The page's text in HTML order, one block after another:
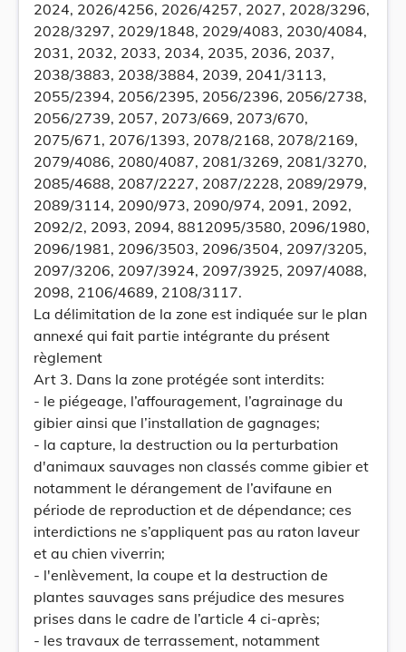
2024, 2026/4256, 2026/4257, 2027, 2028/3296,
2028/3297, 2029/1848, 2029/4083, 2030/4084,
2031, 2032, 2033, 2034, 2035, 2036, 2037,
2038/3883, 2038/3884, 2039, 2041/3113,
2055/2394, 2056/2395, 2056/2396, 2056/2738,
2056/2739, 2057, 2073/669, 2073/670,
2075/671, 2076/1393, 2078/2168, 2078/2169,
2079/4086, 2080/4087, 2081/3269, 2081/3270,
2085/4688, 2087/2227, 2087/2228, 2089/2979,
2089/3114, 2090/973, 2090/974, 2091, 2092,
2092/2, 2093, 2094, 8812095/3580, 2096/1980,
2096/1981, 2096/3503, 2096/3504, 2097/3205,
2097/3206, 2097/3924, 2097/3925, 2097/4088,
2098, 2106/4689, 2108/3117.
La délimitation de la zone est indiquée sur le plan
annexé qui fait partie intégrante du présent
règlement
Art 3. Dans la zone protégée sont interdits:
- le piégeage, l’affouragement, l’agrainage du
gibier ainsi que l’installation de gagnages;
- la capture, la destruction ou la perturbation
d'animaux sauvages non classés comme gibier et
notamment le dérangement de l’avifaune en
période de reproduction et de dépendance; ces
interdictions ne s’appliquent pas au raton laveur
et au chien viverrin;
- l'enlèvement, la coupe et la destruction de
plantes sauvages sans préjudice des mesures
prises dans le cadre de l’article 4 ci-après;
- les travaux de terrassement, notamment